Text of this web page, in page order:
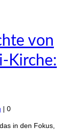
von
Kirche:
| 0
in den Fokus,